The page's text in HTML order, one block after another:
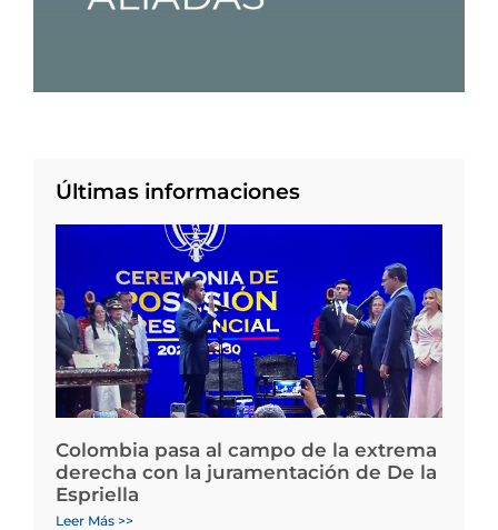
Últimas informaciones
Colombia pasa al campo de la extrema
derecha con la juramentación de De la
Espriella
Leer Más >>